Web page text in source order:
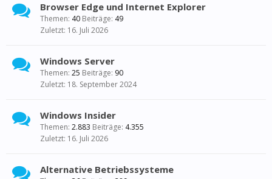
Browser Edge und Internet Explorer
Themen: 40 Beiträge: 49
16. Juli 2026
Windows Server
Themen: 25 Beiträge: 90
18. September 2024
Windows Insider
Themen: 2.883 Beiträge: 4.355
16. Juli 2026
Alternative Betriebssysteme